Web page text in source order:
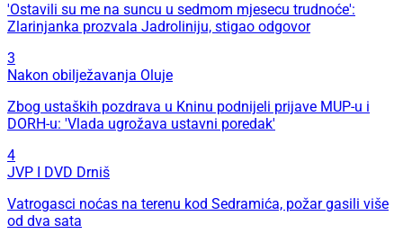
'Ostavili su me na suncu u sedmom mjesecu trudnoće':
Zlarinjanka prozvala Jadroliniju, stigao odgovor
3
Nakon obilježavanja Oluje
Zbog ustaških pozdrava u Kninu podnijeli prijave MUP-u i
DORH-u: 'Vlada ugrožava ustavni poredak'
4
JVP I DVD Drniš
Vatrogasci noćas na terenu kod Sedramića, požar gasili više
od dva sata